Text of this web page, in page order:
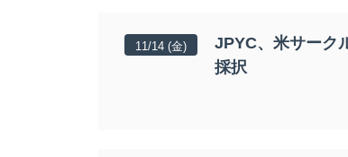
11/14 (金)
JPYC、米サーク
採択